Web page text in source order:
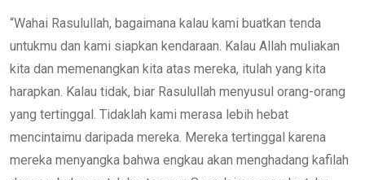
“Wahai Rasulullah, bagaimana kalau kami buatkan tenda
untukmu dan kami siapkan kendaraan. Kalau Allah muliakan
kita dan memenangkan kita atas mereka, itulah yang kita
harapkan. Kalau tidak, biar Rasulullah menyusul orang-orang
yang tertinggal. Tidaklah kami merasa lebih hebat
mencintaimu daripada mereka. Mereka tertinggal karena
mereka menyangka bahwa engkau akan menghadang kafilah